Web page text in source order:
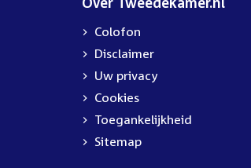
Colofon
Disclaimer
Uw privacy
Cookies
Toegankelijkheid
Sitemap